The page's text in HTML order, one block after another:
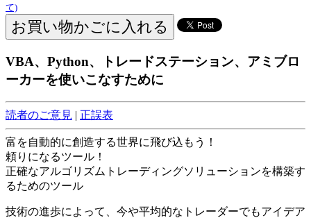
て)
VBA、Python、トレードステーション、アミブロ
ーカーを使いこなすために
読者のご意見 | 正誤表
富を自動的に創造する世界に飛び込もう！
頼りになるツール！
正確なアルゴリズムトレーディングソリューションを構築す
るためのツール
技術の進歩によって、今や平均的なトレーダーでもアイデア